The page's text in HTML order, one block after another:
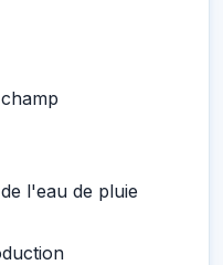
l'eau de pluie